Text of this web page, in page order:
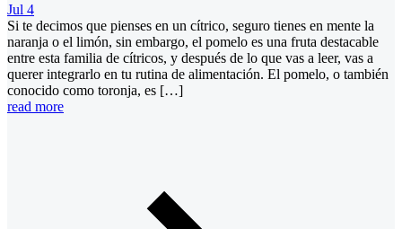
Jul 4
Si te decimos que pienses en un cítrico, seguro tienes en mente la
naranja o el limón, sin embargo, el pomelo es una fruta destacable
entre esta familia de cítricos, y después de lo que vas a leer, vas a
querer integrarlo en tu rutina de alimentación. El pomelo, o también
conocido como toronja, es […]
read more